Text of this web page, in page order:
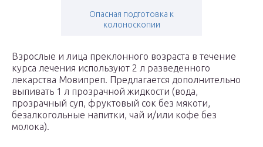
Опасная подготовка к
колоноскопии
Взрослые и лица преклонного возраста в течение
курса лечения используют 2 л разведенного
лекарства Мовипреп. Предлагается дополнительно
выпивать 1 л прозрачной жидкости (вода,
прозрачный суп, фруктовый сок без мякоти,
безалкогольные напитки, чай и/или кофе без
молока).